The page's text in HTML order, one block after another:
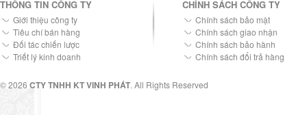
THÔNG TIN CÔNG TY
Giới thiệu công ty
Tiêu chí bán hàng
Đối tác chiến lược
Triết lý kinh doanh
CHÍNH SÁCH CÔNG TY
Chính sách bảo mật
Chính sách giao nhận
Chính sách bảo hành
Chính sách đổi trả hàng
© 2026 CTY TNHH KT VINH PHÁT. All Rights Reserved